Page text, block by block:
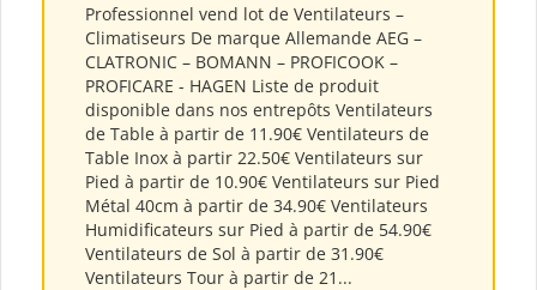
Professionnel vend lot de Ventilateurs –
Climatiseurs De marque Allemande AEG –
CLATRONIC – BOMANN – PROFICOOK –
PROFICARE - HAGEN Liste de produit
disponible dans nos entrepôts Ventilateurs
de Table à partir de 11.90€ Ventilateurs de
Table Inox à partir 22.50€ Ventilateurs sur
Pied à partir de 10.90€ Ventilateurs sur Pied
Métal 40cm à partir de 34.90€ Ventilateurs
Humidificateurs sur Pied à partir de 54.90€
Ventilateurs de Sol à partir de 31.90€
Ventilateurs Tour à partir de 21...